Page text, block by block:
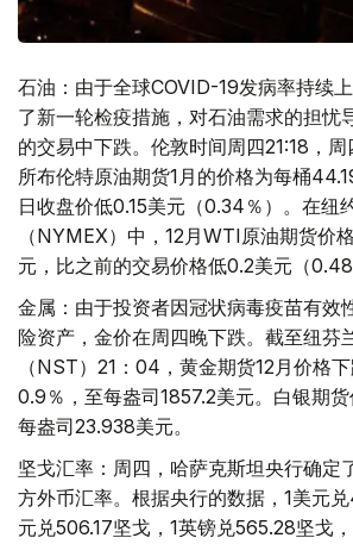
石油：由于全球COVID-19发病率持续
了新一轮检疫措施，对石油需求的担忧
的交易中下跌。伦敦时间周四21:18，
所布伦特原油期货1月的价格为每桶
日收盘价低0.15美元（0.34％）。在纽
（NYMEX）中，12月WTI原油期货价
元，比之前的交易价格低0.2美元（0.48
金属：由于投资者因冠状病毒疫苗有效
险资产，金价在周四晚下跌。截至纽芬
（NST）21：04，黄金期货12月价格
0.9％，至每盎司1857.2美元。白银期货
每盎司23.938美元。
坚戈汇率：周四，哈萨克斯坦央行确定
方外币汇率。根据央行的数据，1美元
元兑506.17坚戈，1英镑兑565.28坚戈，